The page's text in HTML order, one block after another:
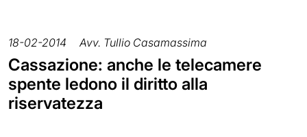
18-02-2014 Avv. Tullio Casamassima
Cassazione: anche le telecamere
spente ledono il diritto alla
riservatezza